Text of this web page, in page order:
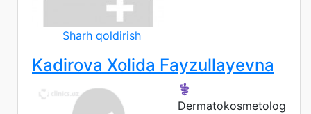
Sharh qoldirish
Kadirova Xolida Fayzullayevna
⚕️
Dermatokosmetolog